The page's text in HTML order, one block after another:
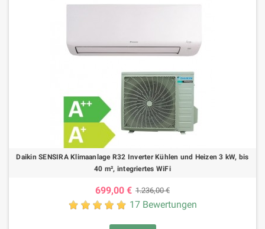
Daikin SENSIRA Klimaanlage R32 Inverter Kühlen und Heizen 3 kW, bis
40 m², integriertes WiFi
699,00 € 1.236,00 €
17 Bewertungen